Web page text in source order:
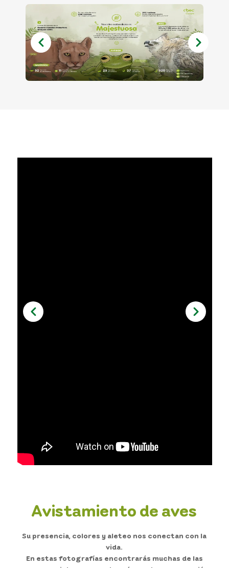
Avistamiento de aves
Su presencia, colores y aleteo nos conectan con la
vida.
En estas fotografías encontrarás muchas de las